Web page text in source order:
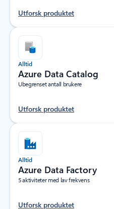
Utforsk produktet
Alltid
Azure Data Catalog
Ubegrenset antall brukere
Utforsk produktet
Alltid
Azure Data Factory
5 aktiviteter med lav frekvens
Utforsk produktet